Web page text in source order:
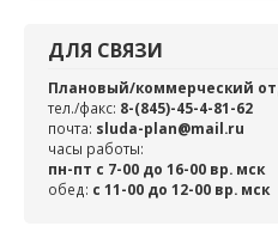
ДЛЯ СВЯЗИ
Плановый/коммерческий
тел./факс: 8-(845)-45-4-81-62
почта: sluda-plan@mail.ru
часы работы:
пн-пт с 7-00 до 16-00 вр. мск
обед: c 11-00 до 12-00 вр. мск